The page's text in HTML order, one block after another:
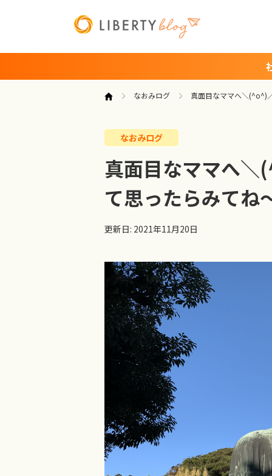
なおみログ 真面目なママへ＼(^o^)
なおみログ
真面目なママへ
て思ったらみてね
更新日: 2021年11月20日